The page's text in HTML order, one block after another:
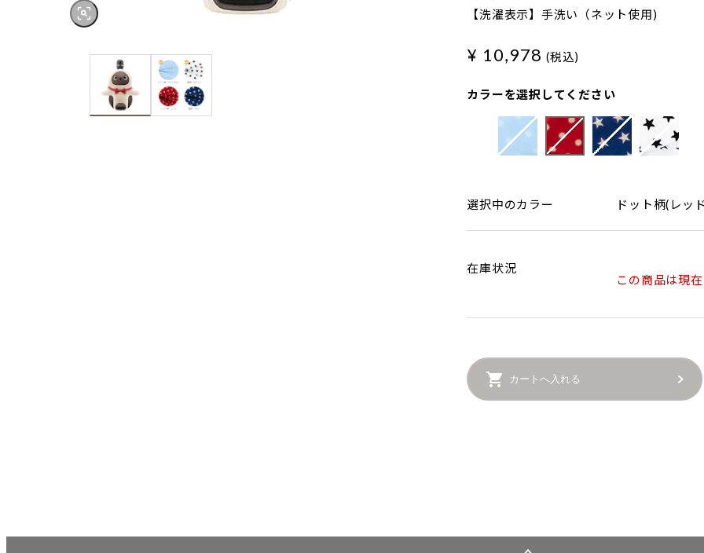
【洗濯表示】手洗い（ネット使用)
¥ 10,978 (税込)
カラーを選択してください
選択中のカラー ドット柄(レッ
在庫状況
この商品は現
カートへ入れる